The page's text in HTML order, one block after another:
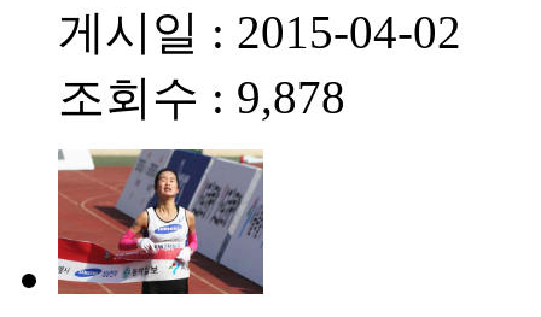
게시일 : 2015-04-02
조회수 : 9,878